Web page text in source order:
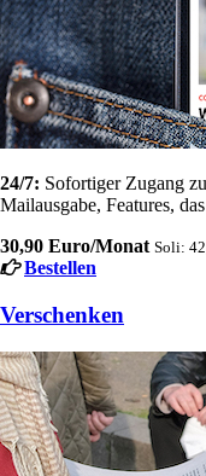
24/7: Sofortiger Zugang
Mailausgabe, Features,
30,90 Euro/Monat Soli:
Bestellen
Verschenken